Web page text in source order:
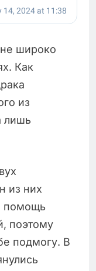
широко
Как
из
лишь
из них
помощь
поэтому
подмогу. В